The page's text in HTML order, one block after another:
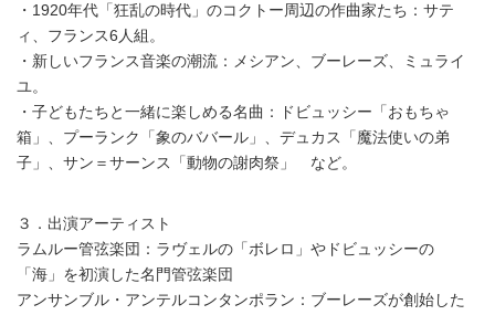
・1920年代「狂乱の時代」のコクトー周辺の作曲家たち：サテ
ィ、フランス6人組。
・新しいフランス音楽の潮流：メシアン、ブーレーズ、ミュライ
ユ。
・子どもたちと一緒に楽しめる名曲：ドビュッシー「おもちゃ
箱」、プーランク「象のババール」、デュカス「魔法使いの弟
子」、サン＝サーンス「動物の謝肉祭」 など。
３．出演アーティスト
ラムルー管弦楽団：ラヴェルの「ボレロ」やドビュッシーの
「海」を初演した名門管弦楽団
アンサンブル・アンテルコンタンポラン：ブーレーズが創始した